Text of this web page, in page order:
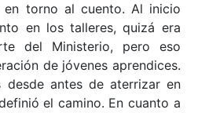
en torno al cuento. Al inicio
en los talleres, quizá era
del Ministerio, pero eso
de jóvenes aprendices.
desde antes de aterrizar en
el camino. En cuanto a